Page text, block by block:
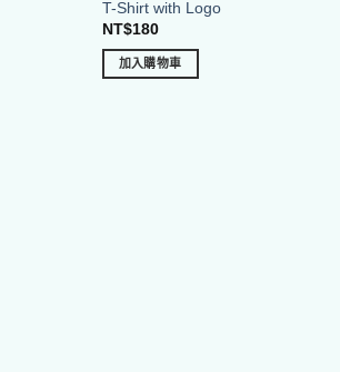
T-Shirt with Logo
NT$180
加入購物車